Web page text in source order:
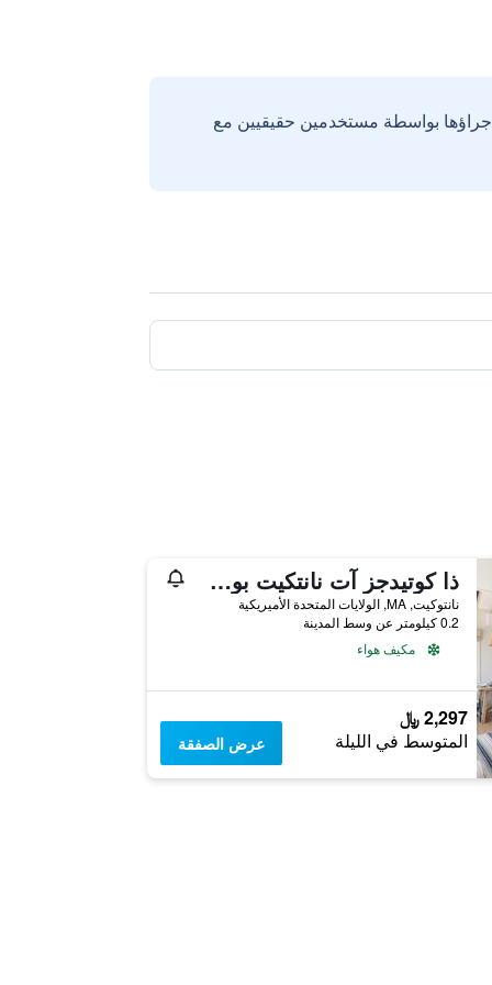
بواسطة مستخدمين حقيقيين مع
ذا كوتيدجز آت نانتكيت بوت باسين
نانتوكيت, MA, الولايات المتحدة الأميريكية
0.2 كيلومتر عن وسط المدينة
مكيف هواء
2,297 ﷼
المتوسط في الليلة عرض الصفقة